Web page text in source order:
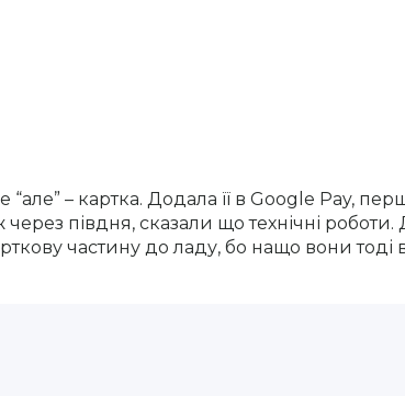
– картка. Додала її в Google Pay,
півдня, сказали що технічні
частину до ладу, бо нащо вони тоді